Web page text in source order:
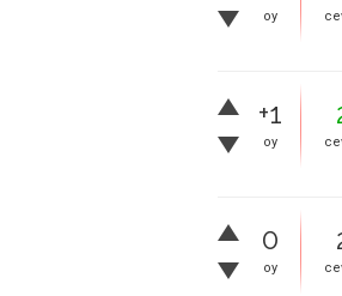
oy
+1
oy
0
oy